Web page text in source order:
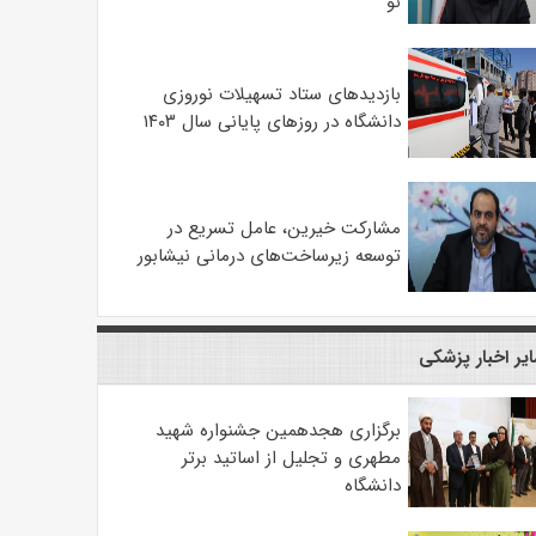
بازدیدهای ستاد تسهیلات نوروزی
دانشگاه در روزهای پایانی سال ۱۴۰۳
مشارکت خیرین، عامل تسریع در
توسعه زیرساخت‌های درمانی نیشابور
اخبار پزشکی
برگزاری هجدهمین جشنواره شهید
مطهری و تجلیل از اساتید برتر
دانشگاه